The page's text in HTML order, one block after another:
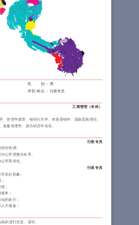
性 别 ： 男
求职岗位 ： 行政专员
工商管理（本科）
管理学原理、组织行为学、市场营销学、国际贸易理论、
质量管理学、西方经济学等等。
行政专员
合协调。
公环境整洁有序。
环境优化。
行政专员
良好形象;
；
本；
的执行；
才储备；
的进行交流、读写。